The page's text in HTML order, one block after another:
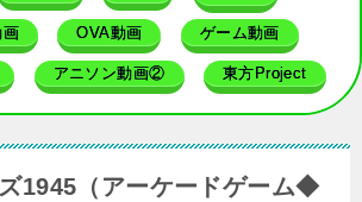
画 OVA動画 ゲーム動画
アニソン動画② 東方Project
1945（アーケードゲーム◆